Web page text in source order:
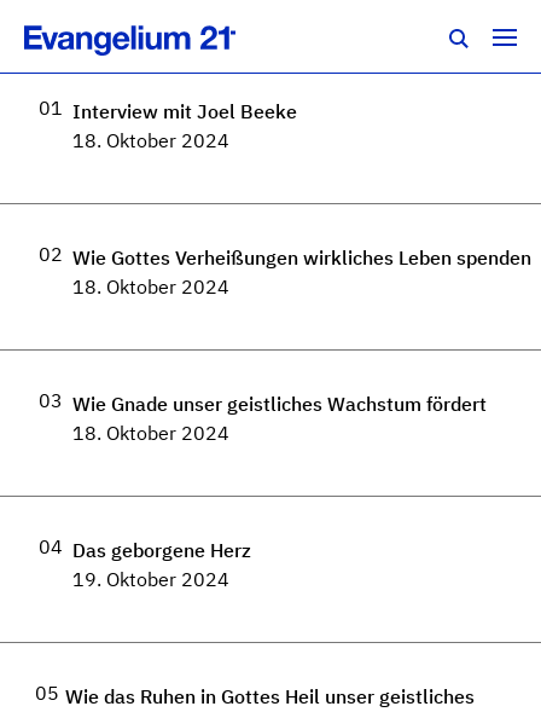
Regionalkonferenz Südwest 2024
01 Interview mit Joel Beeke
18. Oktober 2024
02 Wie Gottes Verheißungen wirkliches Leben spenden
18. Oktober 2024
03 Wie Gnade unser geistliches Wachstum fördert
18. Oktober 2024
04 Das geborgene Herz
19. Oktober 2024
05 Wie das Ruhen in Gottes Heil unser geistliches